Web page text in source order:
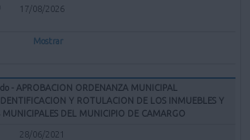
17/08/2026
Mostrar
- APROBACION ORDENANZA MUNICIPAL
Y ROTULACION DE LOS INMUEBLES Y
MUNICIPALES DEL MUNICIPIO DE CAMARGO
28/06/2021